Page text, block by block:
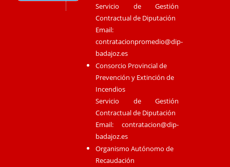
Servicio de Gestión
Contractual de Diputación
Email:
contratacionpromedio@dip-
badajoz.es
Consorcio Provincial de
Prevención y Extinción de
Incendios
Servicio de Gestión
Contractual de Diputación
Email:contratacion@dip-
badajoz.es
Organismo Autónomo de
Recaudación